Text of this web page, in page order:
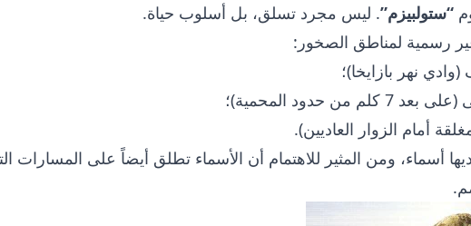
“ستولبيزم”. ليس مجرد تسلق، بل أسلوب حياة.
رسمية لمناطق الصخور:
نهر بازايخا)؛
من حدود المحمية)؛
أمام الزوار العاديين).
أسماء، ومن المثير للاهتمام أن الأسماء تطلق أيضاً على المسارات